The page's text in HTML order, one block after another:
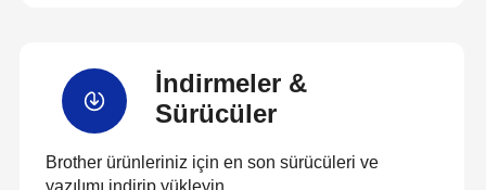
İndirmeler &
Sürücüler
Brother ürünleriniz için en son sürücüleri ve
yazılımı indirip yükleyin